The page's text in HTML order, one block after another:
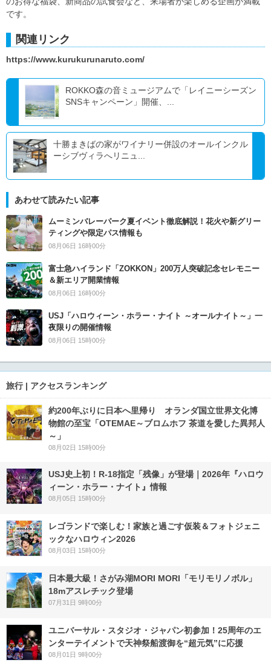
です。
関連リンク
https://www.kurukurunaruto.com/
ROKKO森の音ミュージアムで「レイニーシーズン
SNSキャンペーン」開催、...
十勝まきばの家がワイナリー併設のオールインクル
ーシブヴィラへリニュ...
あわせて読みたい記事
ムーミンバレーパーク夏イベント徹底解説！花火や新グリー
ティングや限定パス情報も
08月06日 16時00分
富士急ハイランド「ZOKKON」200万人突破記念セレモニー
＆新エリア開業情報
08月06日 16時00分
USJ「ハロウィーン・ホラー・ナイト ～オールナイト～」一
夜限りの開催情報
08月06日 15時00分
旅行 | アクセスランキング
約200年ぶりに日本へ里帰り オランダ国立世界文化博
物館の至宝「OTEMAE～ブロムホフ 茶道を愛した異邦人
～」
08月02日 15時00分
USJ史上初！R-18指定「残像」が登場｜2026年『ハロウ
ィーン・ホラー・ナイト』情報
08月05日 15時00分
レゴランドで楽しむ！家族と過ごす仮装＆フォトジェニ
ックなハロウィン2026
08月03日 15時00分
日本最大級！さがみ湖MORI MORI「モリモリノボル」
18mアスレチック登場
07月31日 9時00分
ユニバーサル・スタジオ・ジャパン初参加！25周年のエ
ンターテイメントで天神祭船渡御を“超元気”に応援
08月01日 9時00分